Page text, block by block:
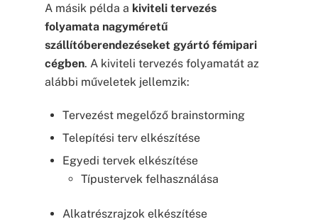
A másik példa a kiviteli tervezés
folyamata nagyméretű
szállítóberendezéseket gyártó fémipari
cégben. A kiviteli tervezés folyamatát az
alábbi műveletek jellemzik:
Tervezést megelőző brainstorming
Telepítési terv elkészítése
Egyedi tervek elkészítése
Típustervek felhasználása
Alkatrészrajzok elkészítése